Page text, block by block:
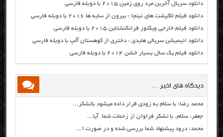
دانلود سریال آخرین مرد روی زمین ۲۰۱۵ با دوبله فارسی
دانلود فیلم لاکپشت های نینجا : بیرون از سایه ها ۲۰۱۶ با دوبله فارسی
دانلود فیلم خارجی ویکتور فرانکنشتاین ۲۰۱۵ با دوبله فارسی
دانلود انیمیشن سریالی هایدی : دختری از کوهستان آلپ با دوبله فارسی
دانلود فیلم یک سال بسیار خشن ۲۰۱۴ با دوبله فارسی
دیدگاه های اخیر …
محمد رضا: با سلام به زودی قرار داده میشود باتشکر...
جعفر: سلام. با تشکر فراوان از زحمات شما. آیا...
محمد: درود پیشنهاد شما بررسی شده و در صورت ا...